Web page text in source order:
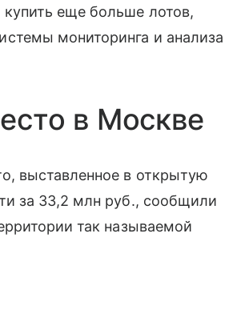
еще больше лотов,
мониторинга и анализа
в Москве
выставленное в открытую
за 33,2 млн руб., сообщили
так называемой